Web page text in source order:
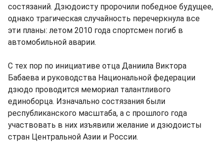
состязаний. Дзюдоисту пророчили победное будущее,
однако трагическая случайность перечеркнула все
эти планы: летом 2010 года спортсмен погиб в
автомобильной аварии.
С тех пор по инициативе отца Даниила Виктора
Бабаева и руководства Национальной федерации
дзюдо проводится мемориал талантливого
единоборца. Изначально состязания были
республиканского масштаба, а с прошлого года
участвовать в них изъявили желание и дзюдоисты
стран Центральной Азии и России.